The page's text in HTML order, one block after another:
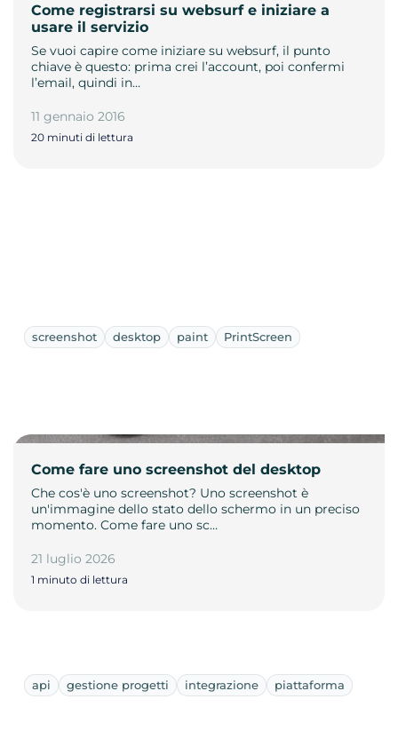
Come registrarsi su websurf e iniziare a
usare il servizio
Se vuoi capire come iniziare su websurf, il punto
chiave è questo: prima crei l’account, poi confermi
l’email, quindi in…
11 gennaio 2016
20 minuti di lettura
screenshot desktop paint PrintScreen
Come fare uno screenshot del desktop
Che cos'è uno screenshot? Uno screenshot è
un'immagine dello stato dello schermo in un preciso
momento. Come fare uno sc…
21 luglio 2026
1 minuto di lettura
api gestione progetti integrazione piattaforma